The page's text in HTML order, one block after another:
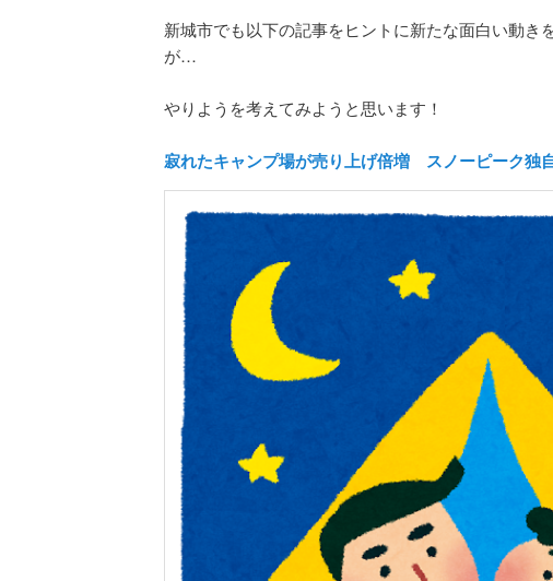
新城市でも以下の記事をヒントに新たな面白い動き
が…
やりようを考えてみようと思います！
寂れたキャンプ場が売り上げ倍増 スノーピーク独